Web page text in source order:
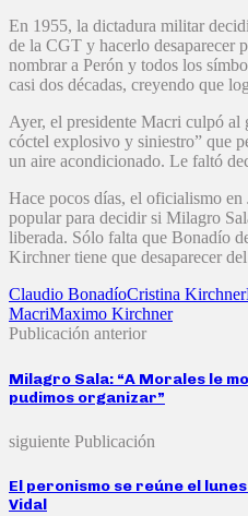
En 1955, la dictadura militar
de la CGT y hacerlo desaparecer
nombrar a Perón y todos los
casi dos décadas, creyendo que
Ayer, el presidente Macri culpó al
cóctel explosivo y siniestro” que
un aire acondicionado. Le faltó
Hace pocos días, el oficialismo
popular para decidir si Milagro
liberada. Sólo falta que Bonadío
Kirchner tiene que desaparecer
Claudio BonadíoCristina Kirchner
MacriMaximo Kirchner
Publicación anterior
Milagro Sala: “A Morales le
pudimos organizar”
siguiente Publicación
El peronismo se reúne el
Vidal